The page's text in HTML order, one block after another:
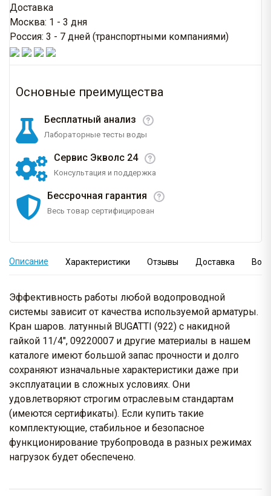
Доставка
Москва: 1 - 3 дня
Россия: 3 - 7 дней (транспортными компаниями)
Основные преимущества
Бесплатный анализ
Лабораторные тесты воды
Сервис Экволс 24
Консультация и поддержка
Бессрочная гарантия
Весь товар сертифицирован
Описание Характеристики Отзывы Доставка
Эффективность работы любой водопроводной
системы зависит от качества используемой арматуры.
Кран шаров. латунный BUGATTI (922) с накидной
гайкой 11/4", 09220007 и другие материалы в нашем
каталоге имеют большой запас прочности и долго
сохраняют изначальные характеристики даже при
эксплуатации в сложных условиях. Они
удовлетворяют строгим отраслевым стандартам
(имеются сертификаты). Если купить такие
комплектующие, стабильное и безопасное
функционирование трубопровода в разных режимах
нагрузок будет обеспечено.